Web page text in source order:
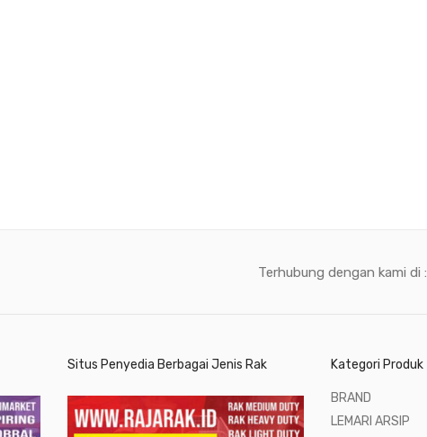
Terhubung dengan kami di :
Situs Penyedia Berbagai Jenis Rak Kategori Produk
BRAND
LEMARI ARSIP